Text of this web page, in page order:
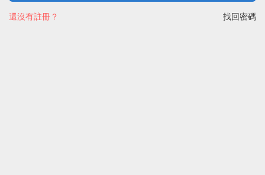
找回密碼
還沒有註冊？